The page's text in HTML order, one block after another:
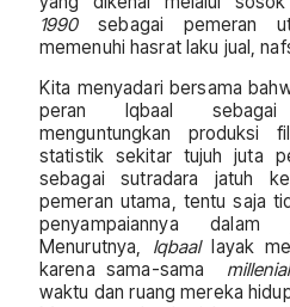
1990sebagai pemeran
memenuhi hasrat laku jual,
Kita menyadari bersama
peran Iqbaal sebagai
menguntungkan produksi
statistik sekitar tujuh juta
sebagai sutradara jatuh
pemeran utama, tentu saja
penyampaiannya
Menurutnya, Iqbaallayak
karena sama-sama
millenial
waktu dan ruang mereka